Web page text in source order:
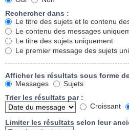
Rechercher dans :
Le titre des sujets et le contenu
Le contenu des messages
Le titre des sujets uniquement
Le premier message des sujets
Afficher les résultats sous forme
Messages
Sujets
Trier les résultats par :
Croissant
Limiter les résultats selon leur